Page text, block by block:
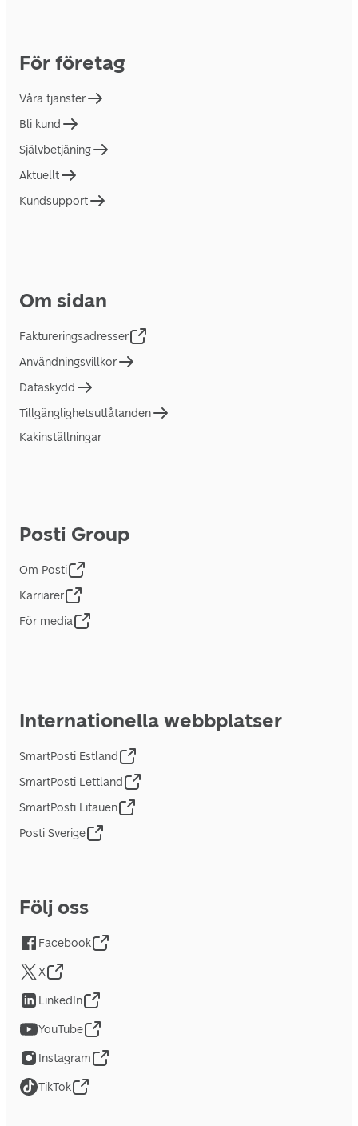
För företag
Våra tjänster
Bli kund
Självbetjäning
Aktuellt
Kundsupport
Om sidan
Faktureringsadresser
Användningsvillkor
Dataskydd
Tillgänglighetsutlåtanden
Kakinställningar
Posti Group
Om Posti
Karriärer
För media
Internationella webbplatser
SmartPosti Estland
SmartPosti Lettland
SmartPosti Litauen
Posti Sverige
Följ oss
Facebook
X
LinkedIn
YouTube
Instagram
TikTok